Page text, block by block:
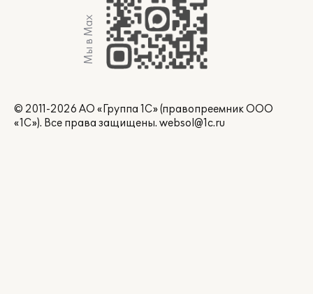
Мы в Max
© 2011-2026 АО «Группа 1С» (правопреемник ООО
«1С»). Все права защищены. websol@1c.ru